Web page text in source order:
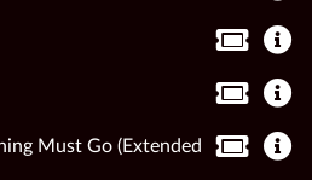
Must Go (Extended